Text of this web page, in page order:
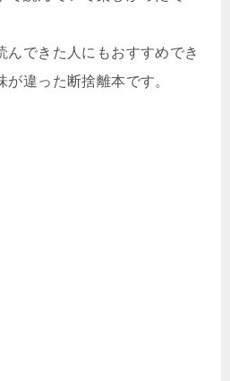
んできた人にもおすすめでき
違った断捨離本です。